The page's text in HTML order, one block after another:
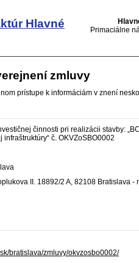
Hlavné
Primaciálne
zmluvy
prístupe k informáciám v znení
činnosti pri realizácii stavby:
č. OKVZoSBO0002
II. 18892/2 A, 82108 Bratislava -
bratislava/zmluvy/okvzosbo0002/